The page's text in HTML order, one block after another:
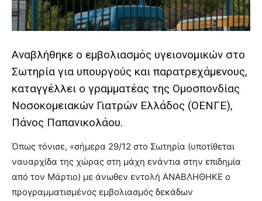
meaning
of
pain.
hd
porn
Αναβλήθηκε ο εμβολιασμός υγειονομικών στο
Σωτηρία για υπουργούς και παρατρεχάμενους,
καταγγέλλει ο γραμματέας της Ομοσπονδίας
Νοσοκομειακών Γιατρών Ελλάδος (ΟΕΝΓΕ),
Πάνος Παπανικολάου.
Όπως τόνισε, «σήμερα 29/12 στο Σωτηρία (υποτίθεται
ναυαρχίδα της χώρας στη μάχη ενάντια στην επιδημία
από τον Μάρτιο) με άνωθεν εντολή ΑΝΑΒΛΗΘΗΚΕ ο
προγραμματισμένος εμβολιασμός δεκάδων